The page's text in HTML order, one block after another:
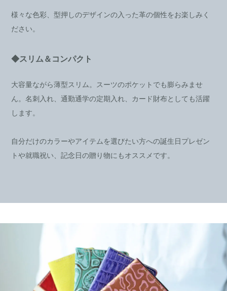
様々な色彩、型押しのデザインの入った革の個性をお楽しみく
ださい。
◆スリム＆コンパクト
大容量ながら薄型スリム。スーツのポケットでも膨らみませ
ん。名刺入れ、通勤通学の定期入れ、カード財布としても活躍
します。
自分だけのカラーやアイテムを選びたい方への誕生日プレゼン
トや就職祝い、記念日の贈り物にもオススメです。